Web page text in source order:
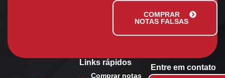
COMPRAR
NOTAS FALSAS
Links rápidos
Comprar notas
Entre em contato